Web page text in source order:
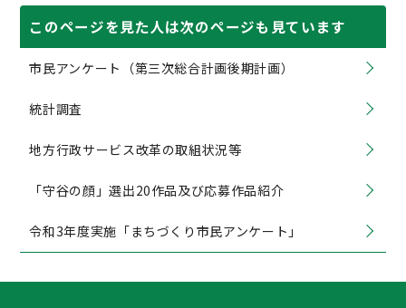
このページを見た人は次のページも見ています
市民アンケート（第三次総合計画後期計画）
統計調査
地方行政サービス改革の取組状況等
「守谷の顔」選出20作品及び応募作品紹介
令和3年度実施「まちづくり市民アンケート」